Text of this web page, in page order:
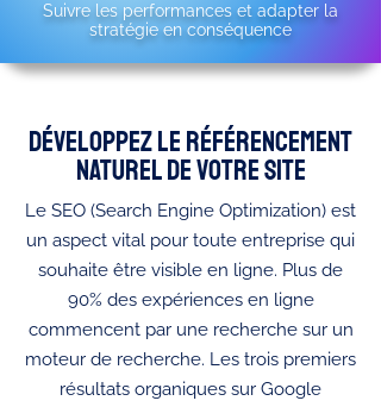
Suivre les performances et adapter la
stratégie en conséquence
Développez le référencement
naturel de votre site
Le SEO (Search Engine Optimization) est
un aspect vital pour toute entreprise qui
souhaite être visible en ligne. Plus de
90% des expériences en ligne
commencent par une recherche sur un
moteur de recherche. Les trois premiers
résultats organiques sur Google